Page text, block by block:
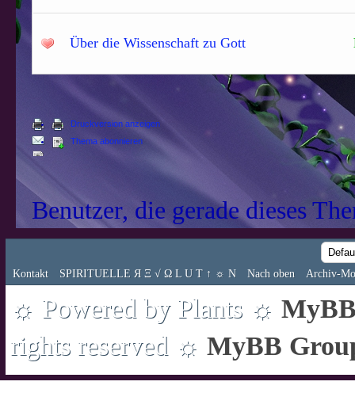
Über die Wissenschaft zu Gott
Druckversion anzeigen
Thema abonnieren
Benutzer, die gerade dieses
Kontakt SPIRITUELLE Я Ξ √ Ω L U T ↑ ☼ N Nach oben Archiv-
☼ Powered by Plants ☼
rights reserved ☼ MyBB